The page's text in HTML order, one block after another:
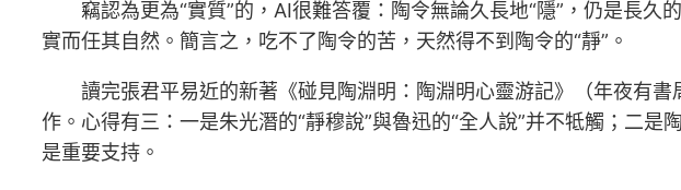
竊認為更為“實質”的，AI很難答覆：陶令無論久長地“隱”，仍是長久
實而任其自然。簡言之，吃不了陶令的苦，天然得不到陶令的“靜”。
讀完張君平易近的新著《碰見陶淵明：陶淵明心靈游記》（年夜有
作。心得有三：一是朱光潛的“靜穆說”與魯迅的“全人說”并不牴觸；二
是重要支持。